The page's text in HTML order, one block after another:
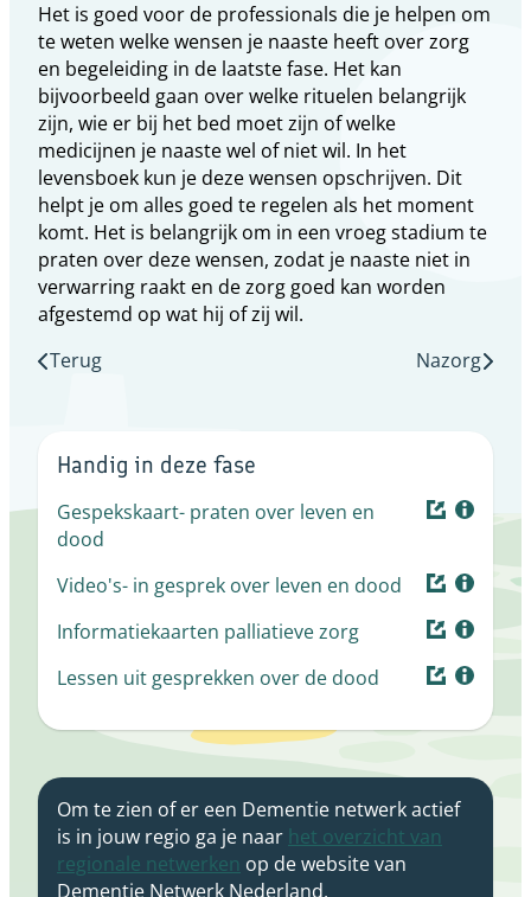
Het is goed voor de professionals die je helpen om
te weten welke wensen je naaste heeft over zorg
en begeleiding in de laatste fase. Het kan
bijvoorbeeld gaan over welke rituelen belangrijk
zijn, wie er bij het bed moet zijn of welke
medicijnen je naaste wel of niet wil. In het
levensboek kun je deze wensen opschrijven. Dit
helpt je om alles goed te regelen als het moment
komt. Het is belangrijk om in een vroeg stadium te
praten over deze wensen, zodat je naaste niet in
verwarring raakt en de zorg goed kan worden
afgestemd op wat hij of zij wil.
Terug
Nazorg
Handig in deze fase
Gespekskaart- praten over leven en
dood
Video's- in gesprek over leven en dood
Informatiekaarten palliatieve zorg
Lessen uit gesprekken over de dood
Om te zien of er een Dementie netwerk actief
is in jouw regio ga je naar het overzicht van
regionale netwerken op de website van
Dementie Netwerk Nederland.